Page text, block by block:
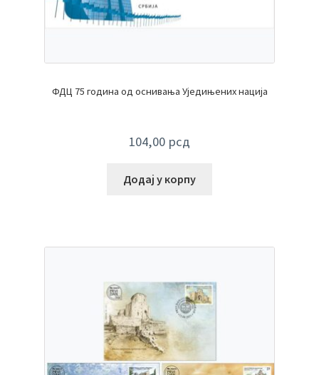
ФДЦ 75 година од оснивања Уједињених нација
104,00 рсд
Додај у корпу